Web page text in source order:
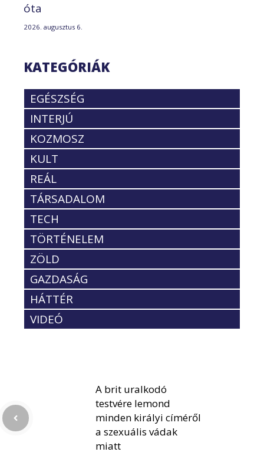
óta
2026. augusztus 6.
KATEGÓRIÁK
EGÉSZSÉG
INTERJÚ
KOZMOSZ
KULT
REÁL
TÁRSADALOM
TECH
TÖRTÉNELEM
ZÖLD
GAZDASÁG
HÁTTÉR
VIDEÓ
A brit uralkodó
testvére lemond
minden királyi címéről
a szexuális vádak
miatt